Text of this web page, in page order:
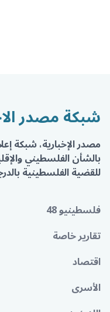
شبكة مصدر
مصدر الإخبارية، شبكة
بالشأن الفلسطيني
للقضية الفلسطينية
فلسطينيو 48
تقارير خاصة
اقتصاد
الأسرى